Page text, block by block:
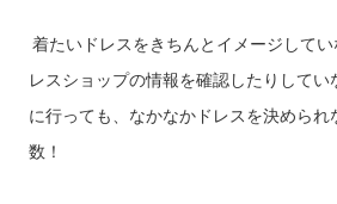
着たいドレスをきちんとイメージして
レスショップの情報を確認したりして
に行っても、なかなかドレスを決められ
数！